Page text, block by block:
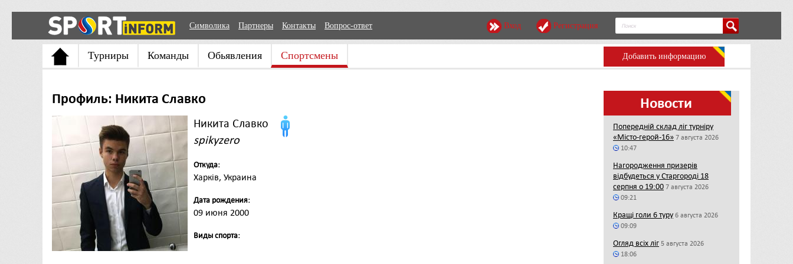
Символика Партнеры Контакты Вопрос-ответ Вход Регистрация
Турниры Команды Обьявления Спортсмены Добавить информацию
Профиль: Никита Славко
Никита Славко
spikyzero
Откуда:
Харків, Украина
Дата рождения:
09 июня 2000
Виды спорта:
Новости
Попередній склад ліг турніру
«Місто-герой-16» 7 августа 2026
10:47
Нагородження призерів
відбудеться у Старгороді 18
серпня о 19:00 7 августа 2026
09:21
Кращі голи 6 туру 6 августа 2026
09:09
Огляд всіх ліг 5 августа 2026
18:06